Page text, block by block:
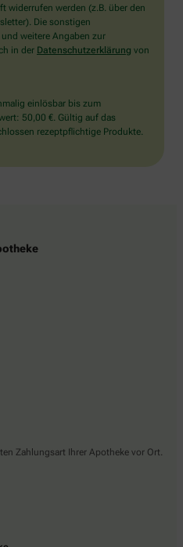
widerrufen werden (z.B. über den
Die sonstigen
weitere Angaben zur
in der Datenschutzerklärung von
einlösbar bis zum
50,00 €. Gültig auf das
rezeptpflichtige Produkte.
Zahlungsart Ihrer Apotheke vor Ort.